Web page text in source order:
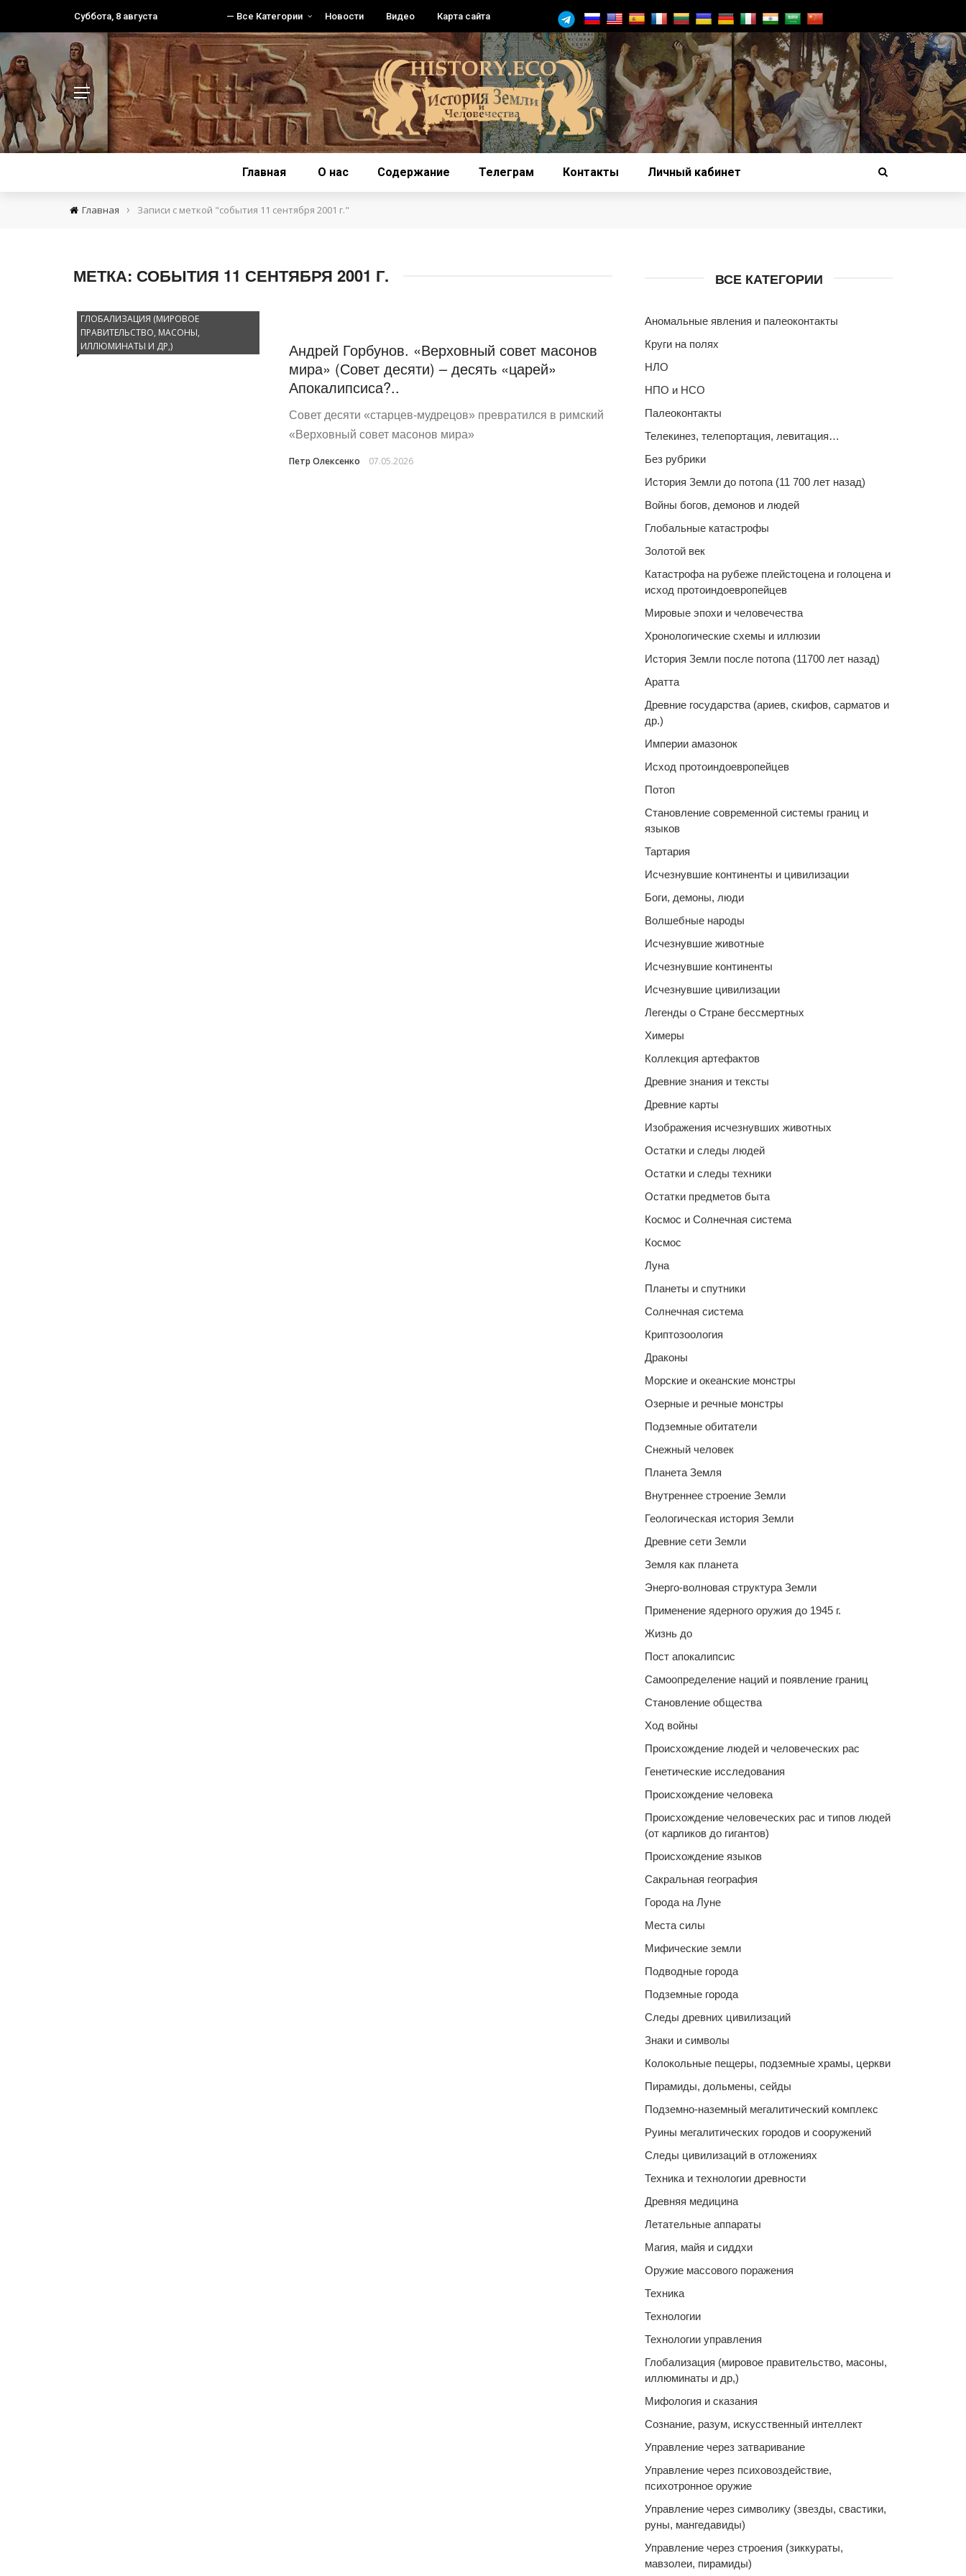
Суббота, 8 августа — Все Категории Новости Видео Карта сайта
Главная О нас Содержание Телеграм Контакты Личный кабинет
Главная › Записи с меткой "события 11 сентября 2001 г."
МЕТКА: СОБЫТИЯ 11 СЕНТЯБРЯ 2001 Г.
ГЛОБАЛИЗАЦИЯ (МИРОВОЕ
ПРАВИТЕЛЬСТВО, МАСОНЫ,
ИЛЛЮМИНАТЫ И ДР,)
Андрей Горбунов. «Верховный совет масонов
мира» (Совет десяти) – десять «царей»
Апокалипсиса?..
Совет десяти «старцев‑мудрецов» превратился в римский
«Верховный совет масонов мира»
Петр Олексенко 07.05.2026
ВСЕ КАТЕГОРИИ
Аномальные явления и палеоконтакты
Круги на полях
НЛО
НПО и НСО
Палеоконтакты
Телекинез, телепортация, левитация…
Без рубрики
История Земли до потопа (11 700 лет назад)
Войны богов, демонов и людей
Глобальные катастрофы
Золотой век
Катастрофа на рубеже плейстоцена и голоцена и
исход протоиндоевропейцев
Мировые эпохи и человечества
Хронологические схемы и иллюзии
История Земли после потопа (11700 лет назад)
Аратта
Древние государства (ариев, скифов, сарматов и
др.)
Империи амазонок
Исход протоиндоевропейцев
Потоп
Становление современной системы границ и
языков
Тартария
Исчезнувшие континенты и цивилизации
Боги, демоны, люди
Волшебные народы
Исчезнувшие животные
Исчезнувшие континенты
Исчезнувшие цивилизации
Легенды о Стране бессмертных
Химеры
Коллекция артефактов
Древние знания и тексты
Древние карты
Изображения исчезнувших животных
Остатки и следы людей
Остатки и следы техники
Остатки предметов быта
Космос и Солнечная система
Космос
Луна
Планеты и спутники
Солнечная система
Криптозоология
Драконы
Морские и океанские монстры
Озерные и речные монстры
Подземные обитатели
Снежный человек
Планета Земля
Внутреннее строение Земли
Геологическая история Земли
Древние сети Земли
Земля как планета
Энерго-волновая структура Земли
Применение ядерного оружия до 1945 г.
Жизнь до
Пост апокалипсис
Самоопределение наций и появление границ
Становление общества
Ход войны
Происхождение людей и человеческих рас
Генетические исследования
Происхождение человека
Происхождение человеческих рас и типов людей
(от карликов до гигантов)
Происхождение языков
Сакральная география
Города на Луне
Места силы
Мифические земли
Подводные города
Подземные города
Следы древних цивилизаций
Знаки и символы
Колокольные пещеры, подземные храмы, церкви
Пирамиды, дольмены, сейды
Подземно-наземный мегалитический комплекс
Руины мегалитических городов и сооружений
Следы цивилизаций в отложениях
Техника и технологии древности
Древняя медицина
Летательные аппараты
Магия, майя и сиддхи
Оружие массового поражения
Техника
Технологии
Технологии управления
Глобализация (мировое правительство, масоны,
иллюминаты и др,)
Мифология и сказания
Сознание, разум, искусственный интеллект
Управление через затваривание
Управление через психовоздействие,
психотронное оружие
Управление через символику (звезды, свастики,
руны, мангедавиды)
Управление через строения (зиккураты,
мавзолеи, пирамиды)